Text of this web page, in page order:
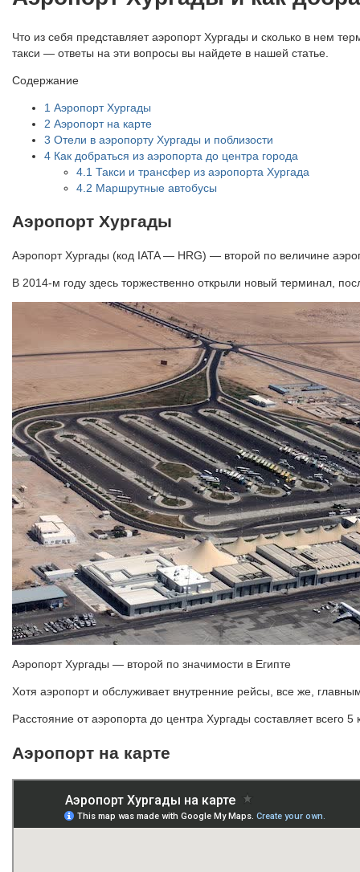
Что из себя представляет аэропорт Хургады и сколько в нем
такси — ответы на эти вопросы вы найдете в нашей статье.
Содержание
1 Аэропорт Хургады
2 Аэропорт на карте
3 Отели в аэропорту Хургады и поблизости
4 Как добраться из аэропорта до центра города
4.1 Такси и трансфер из аэропорта Хургада
4.2 Маршрутные автобусы
Аэропорт Хургады
Аэропорт Хургады (код IATA — HRG) — второй по величине
В 2014-м году здесь торжественно открыли новый терминал,
Аэропорт Хургады — второй по значимости в Египте
Хотя аэропорт и обслуживает внутренние рейсы, все же,
Расстояние от аэропорта до центра Хургады составляет всего 5
Аэропорт на карте